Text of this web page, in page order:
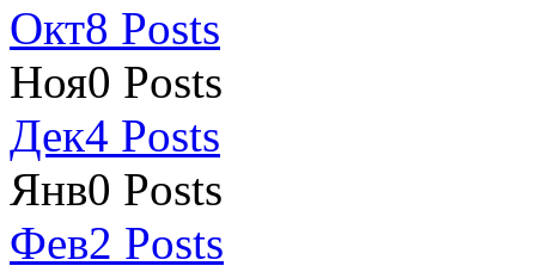
Окт8 Posts
Ноя0 Posts
Дек4 Posts
Янв0 Posts
Фев2 Posts